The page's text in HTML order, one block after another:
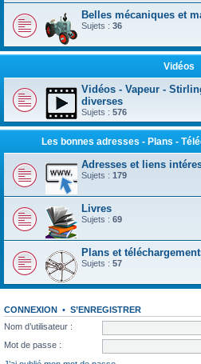
Belles mécaniques et
Sujets : 36
Vidéos
Vidéos - Vapeur -
diverses
Sujets : 576
Les bonnes adresses - Plans -
Adresses et liens
Sujets : 179
Livres
Sujets : 69
Plans et
Sujets : 57
CONNEXION • S’ENREGISTRER
Nom d’utilisateur :
Mot de passe :